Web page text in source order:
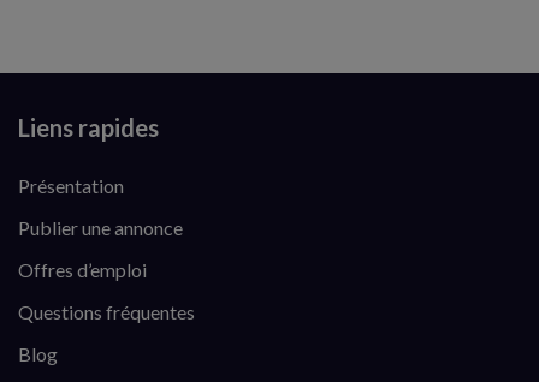
Liens rapides
Présentation
Publier une annonce
Offres d’emploi
Questions fréquentes
Blog